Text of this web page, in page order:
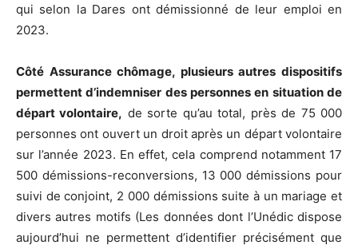
qui selon la Dares ont démissionné de leur emploi en
2023.
Côté Assurance chômage, plusieurs autres dispositifs
permettent d’indemniser des personnes en situation de
départ volontaire, de sorte qu’au total, près de 75 000
personnes ont ouvert un droit après un départ volontaire
sur l’année 2023. En effet, cela comprend notamment 17
500 démissions-reconversions, 13 000 démissions pour
suivi de conjoint, 2 000 démissions suite à un mariage et
divers autres motifs (Les données dont l’Unédic dispose
aujourd’hui ne permettent d’identifier précisément que